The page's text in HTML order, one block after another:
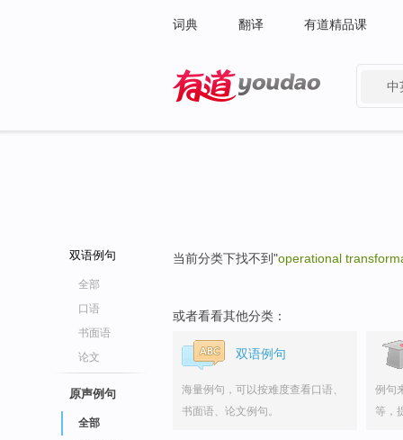
词典 翻译 有道精品课
中
双语例句
全部
口语
书面语
论文
原声例句
全部
当前分类下找不到"operational
或者看看其他分类：
双语例句
海量例句，可以按难度查看口语、
书面语、论文例句。
例句
等，